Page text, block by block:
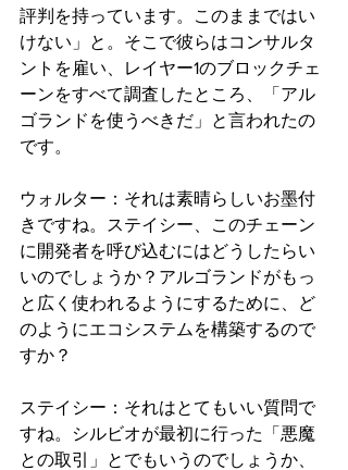
評判を持っています。このままではい
けない」と。そこで彼らはコンサルタ
ントを雇い、レイヤー1のブロックチェ
ーンをすべて調査したところ、「アル
ゴランドを使うべきだ」と言われたの
です。
ウォルター：それは素晴らしいお墨付
きですね。ステイシー、このチェーン
に開発者を呼び込むにはどうしたらい
いのでしょうか？アルゴランドがもっ
と広く使われるようにするために、ど
のようにエコシステムを構築するので
すか？
ステイシー：それはとてもいい質問で
すね。シルビオが最初に行った「悪魔
との取引」とでもいうのでしょうか、